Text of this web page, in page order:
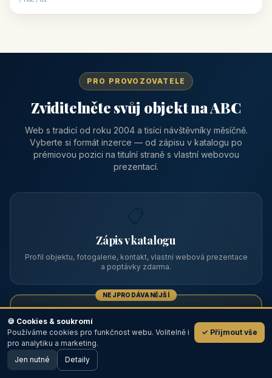
PRO PROVOZOVATELE
Zviditelněte svůj objekt na ABC
Web s tradicí od roku 2004 a tisíci návštěvníky měsíčně.
Vyberte si formát inzerce — od zápisu v katalogu po
prémiovou pozici na titulní straně s vlastní webovou
prezentací.
Zápis v katalogu
Profil objektu, fotogalerie, kontakt, vlastní webová prezentace
a poptávky zdarma.
NEJPRODÁVANĚJŠÍ
Prémiový partner
TOP pozice na titulce, přednost ve výpisech, zlatý odznak a
💬
🖥️ Desktop verze
🍪 Cookies & soukromí
Používáme cookies pro funkčnost webu. Volitelně i
pro analytiku a marketing.
✓ Přijmout vše
Jen nutné Detaily